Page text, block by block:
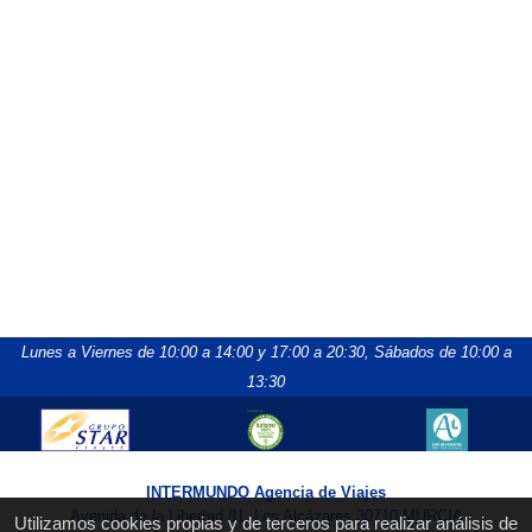
Utilizamos cookies propias y de terceros para realizar análisis de
Lunes a Viernes de 10:00 a 14:00 y 17:00 a 20:30, Sábados de 10:00 a
13:30
INTERMUNDO Agencia de Viajes
Avenida de la Libertad 81, Los Alcázares 30710 MURCIA